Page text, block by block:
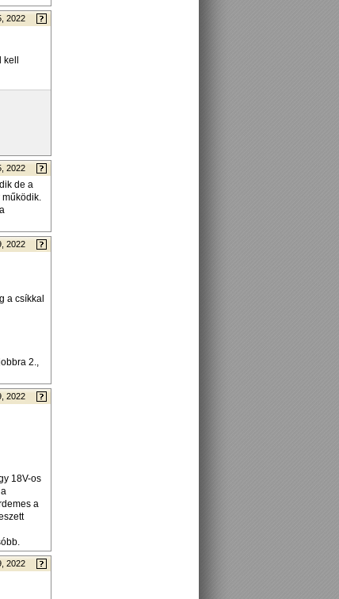
2022
2022
de a
működik.
2022
a csíkkal
2.,
2022
18V-os
a
2022